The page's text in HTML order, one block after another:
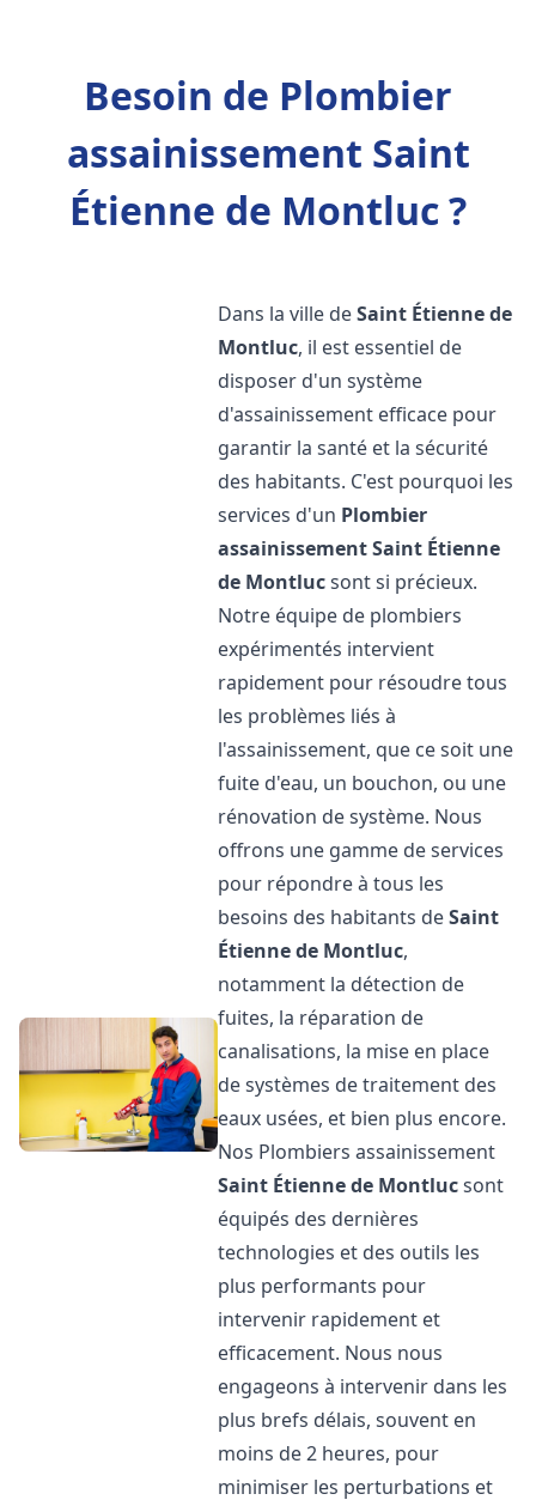
Besoin de Plombier
assainissement Saint
Étienne de Montluc ?
Dans la ville deSaint Étienne de
Montluc, il est essentiel de
disposer d'un système
d'assainissement efficace pour
garantir la santé et la sécurité
des habitants. C'est pourquoi les
services d'un Plombier
assainissementSaint Étienne
de Montlucsont si précieux.
Notre équipe de plombiers
expérimentés intervient
rapidement pour résoudre tous
les problèmes liés à
l'assainissement, que ce soit une
fuite d'eau, un bouchon, ou une
rénovation de système. Nous
offrons une gamme de services
pour répondre à tous les
besoins des habitants deSaint
Étienne de Montluc,
notamment la détection de
fuites, la réparation de
canalisations, la mise en place
de systèmes de traitement des
eaux usées, et bien plus encore.
Nos Plombiers assainissement
Saint Étienne de Montlucsont
équipés des dernières
technologies et des outils les
plus performants pour
intervenir rapidement et
efficacement. Nous nous
engageons à intervenir dans les
plus brefs délais, souvent en
moins de 2 heures, pour
minimiser les perturbations et